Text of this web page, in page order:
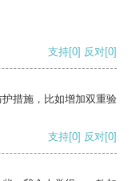
支持[0] 反对[0]
措施，比如增加双重验
支持[0] 反对[0]